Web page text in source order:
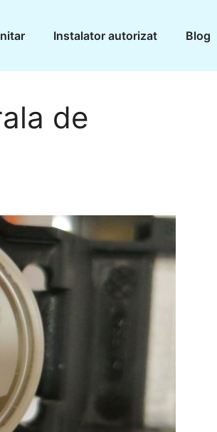
Instalator autorizat Blog
de